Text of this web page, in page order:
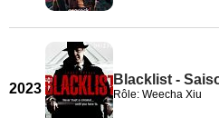
2023
Blacklist -
Rôle: Weecha Xiu